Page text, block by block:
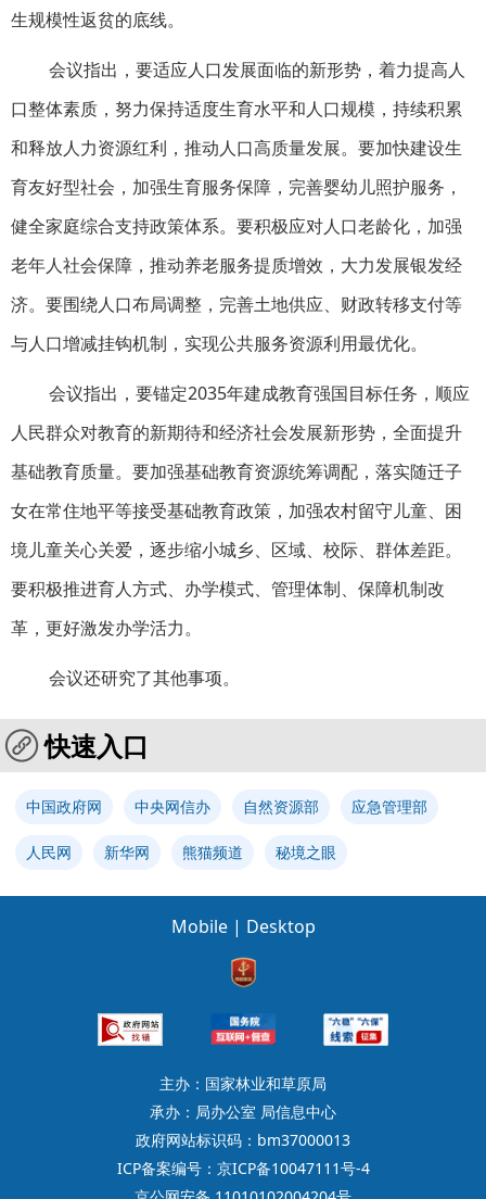
生规模性返贫的底线。
会议指出，要适应人口发展面临的新形势，着力提高人
口整体素质，努力保持适度生育水平和人口规模，持续积累
和释放人力资源红利，推动人口高质量发展。要加快建设生
育友好型社会，加强生育服务保障，完善婴幼儿照护服务，
健全家庭综合支持政策体系。要积极应对人口老龄化，加强
老年人社会保障，推动养老服务提质增效，大力发展银发经
济。要围绕人口布局调整，完善土地供应、财政转移支付等
与人口增减挂钩机制，实现公共服务资源利用最优化。
会议指出，要锚定2035年建成教育强国目标任务，顺应
人民群众对教育的新期待和经济社会发展新形势，全面提升
基础教育质量。要加强基础教育资源统筹调配，落实随迁子
女在常住地平等接受基础教育政策，加强农村留守儿童、困
境儿童关心关爱，逐步缩小城乡、区域、校际、群体差距。
要积极推进育人方式、办学模式、管理体制、保障机制改
革，更好激发办学活力。
会议还研究了其他事项。
快速入口
中国政府网 中央网信办 自然资源部 应急管理部
人民网 新华网 熊猫频道 秘境之眼
Mobile | Desktop
主办：国家林业和草原局
承办：局办公室 局信息中心
政府网站标识码：bm37000013
ICP备案编号：京ICP备10047111号-4